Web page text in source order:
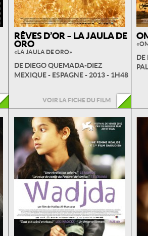
RÊVES D’OR – LA JAULA DE
ORO
« LA JAULA DE ORO »
DE DIEGO QUEMADA-DIEZ
MEXIQUE - ESPAGNE - 2013 - 1H48
VOIR LA FICHE DU FILM
«
DE